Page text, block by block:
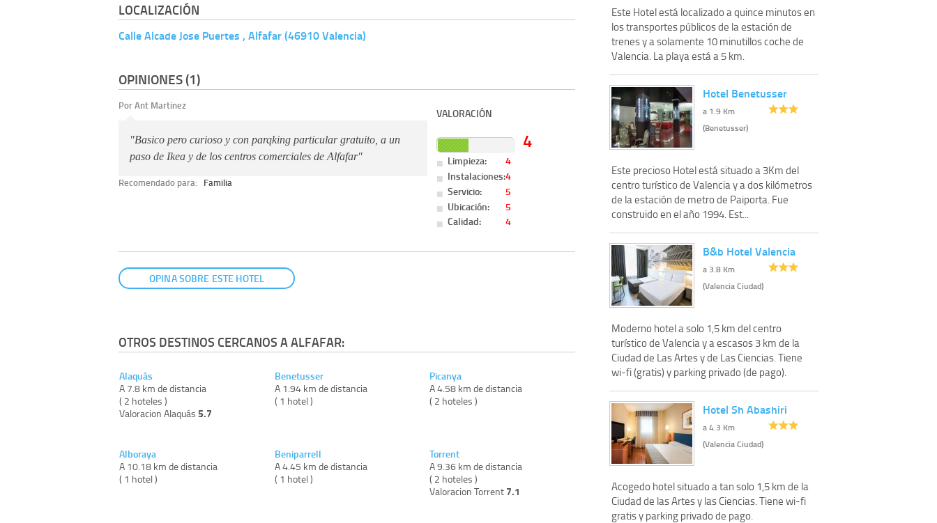
LOCALIZACIÓN
Calle Alcade Jose Puertes , Alfafar (46910 Valencia)
OPINIONES (1)
Por Ant Martinez
"Basico pero curioso y con parqking particular gratuito, a un
paso de Ikea y de los centros comerciales de Alfafar"
Recomendado para: Familia
VALORACIÓN
4
Limpieza:
4
Instalaciones:4
Servicio:
5
Ubicación:
5
Calidad:
4
OPINA SOBRE ESTE HOTEL
OTROS DESTINOS CERCANOS A ALFAFAR:
Alaquás
A 7.8 km de distancia
( 2 hoteles )
Valoracion Alaquás 5.7
Alboraya
A 10.18 km de distancia
( 1 hotel )
Benetusser
A 1.94 km de distancia
( 1 hotel )
Beniparrell
A 4.45 km de distancia
( 1 hotel )
Picanya
A 4.58 km de distancia
( 2 hoteles )
Torrent
A 9.36 km de distancia
( 2 hoteles )
Valoracion Torrent 7.1
Este Hotel está localizado a quince minutos en
los transportes públicos de la estación de
trenes y a solamente 10 minutillos coche de
Valencia. La playa está a 5 km.
Hotel Benetusser
a 1.9 Km
(Benetusser)
Este precioso Hotel está situado a 3Km del
centro turístico de Valencia y a dos kilómetros
de la estación de metro de Paiporta. Fue
construido en el año 1994. Est...
B&b Hotel Valencia
a 3.8 Km
(Valencia Ciudad)
Moderno hotel a solo 1,5 km del centro
turístico de Valencia y a escasos 3 km de la
Ciudad de Las Artes y de Las Ciencias. Tiene
wi-fi (gratis) y parking privado (de pago).
Hotel Sh Abashiri
a 4.3 Km
(Valencia Ciudad)
Acogedo hotel situado a tan solo 1,5 km de la
Ciudad de las Artes y las Ciencias. Tiene wi-fi
gratis y parking privado de pago.